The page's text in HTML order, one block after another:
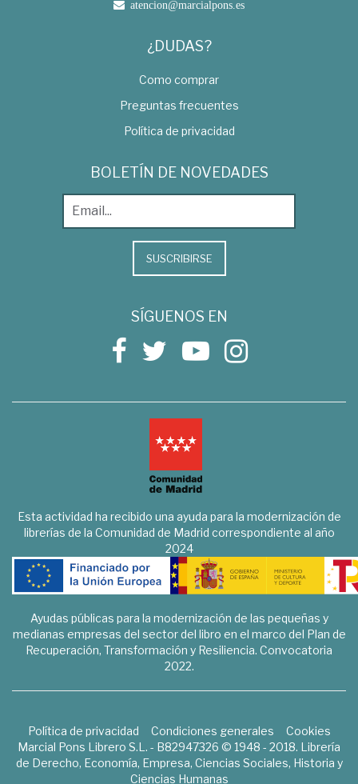
atencion@marcialpons.es
¿DUDAS?
Como comprar
Preguntas frecuentes
Política de privacidad
BOLETÍN DE NOVEDADES
SUSCRIBIRSE
SÍGUENOS EN
Esta actividad ha recibido una ayuda para la modernización de
librerías de la Comunidad de Madrid correspondiente al año
2024
Ayudas públicas para la modernización de las pequeñas y
medianas empresas del sector del libro en el marco del Plan de
Recuperación, Transformación y Resiliencia. Convocatoria
2022.
Política de privacidad Condiciones generales
Cookies
Marcial Pons Librero S.L. - B82947326 © 1948 - 2018. Librería
de Derecho, Economía, Empresa, Ciencias Sociales, Historia y
Ciencias Humanas